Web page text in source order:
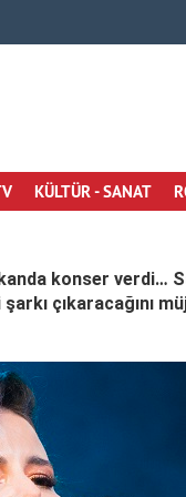
Canan Ergüder 50.
KÜLTÜR - SANAT
konser verdi…
çıkaracağını